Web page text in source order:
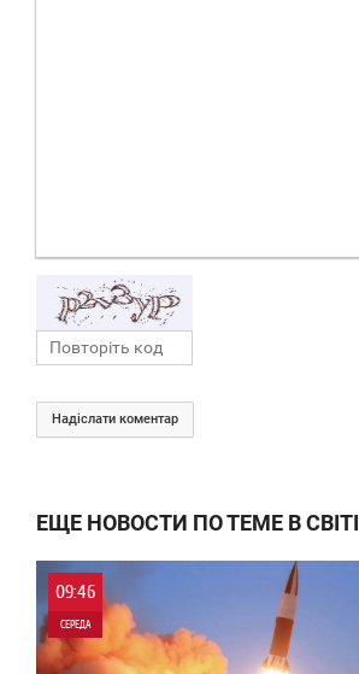
Надіслати коментар
ЕЩЕ НОВОСТИ ПО ТЕМЕ В СВІТІ
09:46
СЕРЕДА